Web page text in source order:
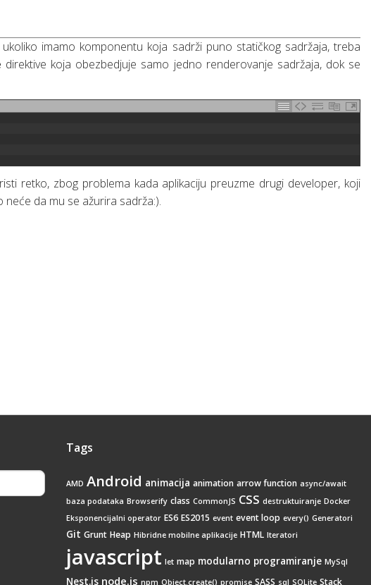
imamo komponentu koja sadrži puno statičkog sadržaja, treba
direktive koja obezbedjuje samo jedno renderovanje sadržaja, dok se
retko, zbog problema kada aplikaciju preuzme drugi developer, koji
neće da mu se ažurira sadrža:).
Tags
AMD Android animacija animation arrow function async/await
baza podataka Browserify class CommonJS CSS destruktuiranje Docker
Eksponencijalni operator ES6 ES2015 event event loop every() Generatori
Git Grunt Heap Hibridne mobilne aplikacije HTML Iteratori
javascript let map modularno programiranje MySql
Nest.js node.js npm Object.create() promise SASS sql SQLite Stack